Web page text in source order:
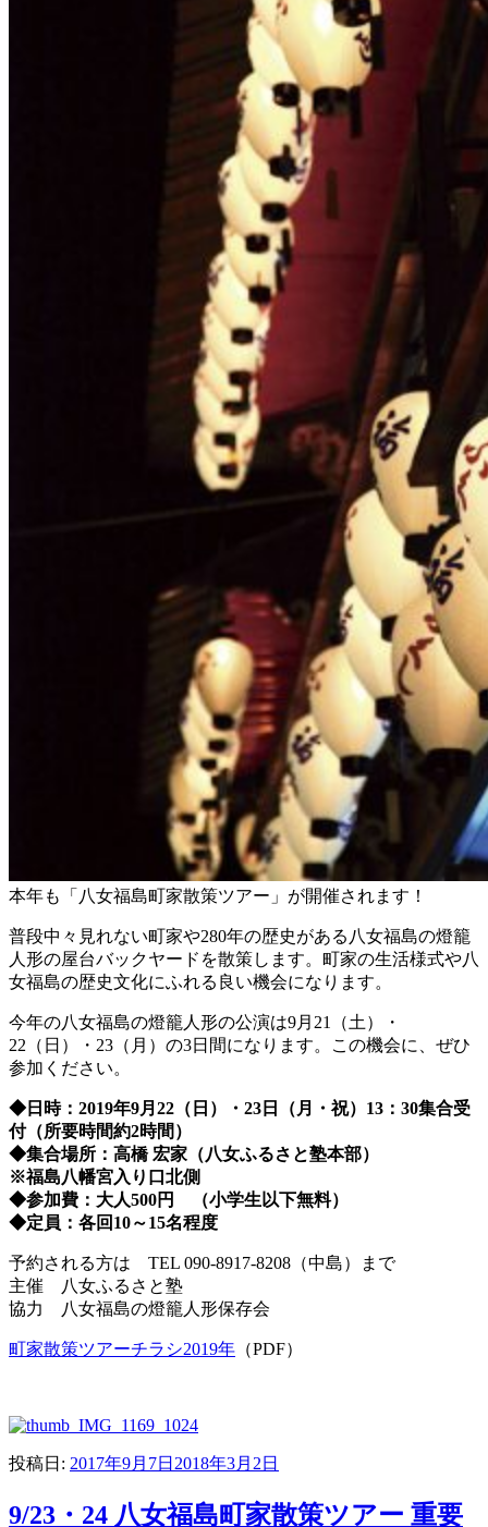
本年も「八女福島町家散策ツアー」が開催されます！
普段中々見れない町家や280年の歴史がある八女福島の燈籠
人形の屋台バックヤードを散策します。町家の生活様式や八
女福島の歴史文化にふれる良い機会になります。
今年の八女福島の燈籠人形の公演は9月21（土）・
22（日）・23（月）の3日間になります。この機会に、ぜひ
参加ください。
◆ 日時： 2019年9月 22 （日）・ 23 日（月・祝） 13 ： 30集合受
付（所要時間約2時間）
◆集合場所：高橋 宏家（八女ふるさと塾本部）
※福島八幡宮入り口北側
◆参加費：大人500円 （小学生以下無料）
◆定員：各回 10～15名程度
予約される方は TEL 090-8917-8208（中島）まで
主催 八女ふるさと塾
協力 八女福島の燈籠人形保存会
町家散策ツアーチラシ2019年 （PDF）
投稿日: 2017年9月7日 2018年3月2日
9/23・24 八女福島町家散策ツアー 重要